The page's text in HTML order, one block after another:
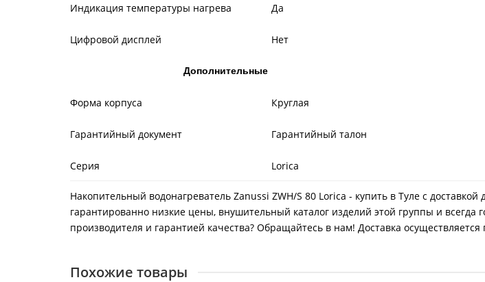
Индикация температуры нагрева Да
Цифровой дисплей Нет
Дополнительные
Форма корпуса Круглая
Гарантийный документ Гарантийный талон
Серия Lorica
Накопительный водонагреватель Zanussi ZWH/S 80 Lorica - купить в Туле с
гарантированно низкие цены, внушительный каталог изделий этой группы и
производителя и гарантией качества? Обращайтесь в нам! Доставка осуществляется
Похожие товары